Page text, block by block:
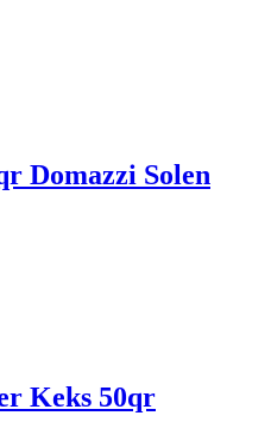
Domazzi Solen
Keks 50qr